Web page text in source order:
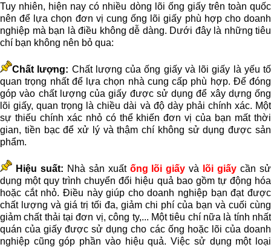
Tuy nhiên, hiện nay có nhiều dòng lõi ống giấy trên toàn quốc
nên để lựa chọn đơn vị cung ống lõi giấy phù hợp cho doanh
nghiệp mà bạn là điều không dễ dàng. Dưới đây là những tiêu
chí bạn không nên bỏ qua:
Chất lượng: Chất lượng của ống giấy và lõi giấy là yếu tố
quan trọng nhất để lựa chọn nhà cung cấp phù hợp. Để đóng
góp vào chất lượng của giấy được sử dụng để xây dựng ống
lõi giấy, quan trọng là chiều dài và độ dày phải chính xác. Một
sự thiếu chính xác nhỏ có thể khiến đơn vị của bạn mất thời
gian, tiền bạc để xử lý và thậm chí không sử dụng được sản
phẩm.
Hiệu suất: Nhà sản xuấtống lõi giấy và lõi giấy cần sử
dụng một quy trình chuyển đổi hiệu quả bao gồm tự động hóa
hoặc cắt nhỏ. Điều này giúp cho doanh nghiệp bạn đạt được
chất lượng và giá trị tối đa, giảm chi phí của bạn và cuối cùng
giảm chất thải tại đơn vị, công ty,... Một tiêu chí nữa là tính nhất
quán của giấy được sử dụng cho các ống hoặc lõi của doanh
nghiệp cũng góp phần vào hiệu quả. Việc sử dụng một loại